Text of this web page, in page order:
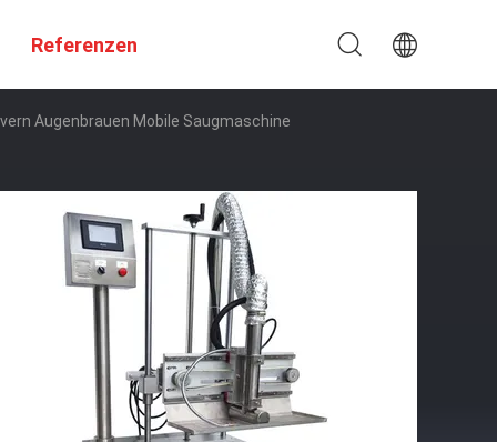
Referenzen
Augenbrauen Mobile Saugmaschine